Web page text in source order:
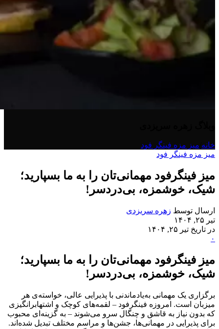
خانه میز مزه فینگر فود
میز مزه فینگر فود
میز فینگرفود مهمانی‌تان را به ما بسپارید؛
شیک، خوشمزه، بی‌دردسر!
ارسال توسط زهره سریزدی
تیر ۲۵, ۱۴۰۴
در تاریخ تیر ۲۵, ۱۴۰۴
۰
میز فینگرفود مهمانی‌تان را به ما بسپارید؛
شیک، خوشمزه، بی‌دردسر!
برگزاری یک مهمانی به‌یادماندنی با پذیرایی عالی، خواسته‌ی هر
میزبان است. امروزه فینگرفود – لقمه‌های کوچک و اشتهابرانگیزی
که بدون نیاز به قاشق و چنگال سرو می‌شوند – به گزینه‌ای محبوب
برای پذیرایی در مهمانی‌ها، جشن‌ها و مراسم مختلف تبدیل شده‌اند.